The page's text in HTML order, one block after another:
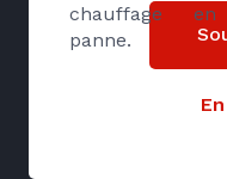
chauffage en
panne.